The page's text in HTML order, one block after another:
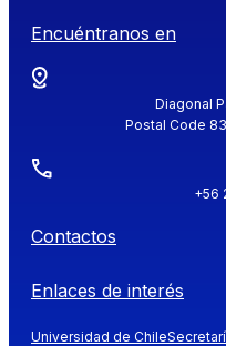
Encuéntranos en
Diagonal
Postal Code
+56
Contactos
Enlaces de interés
Universidad de Chile